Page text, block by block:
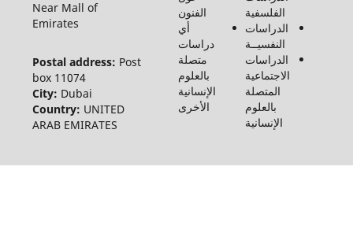
الدراسات
الدراسات
الفنون
أي
دراسات
متصلة
بالعلوم
الإنسانية
الأخرى
Near Mall of
Postal address:
Post
box 11074
City:
Country:
ARAB EMIRATES